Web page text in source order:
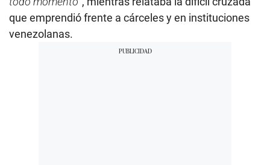
que emprendió frente a cárceles y en instituciones
venezolanas.